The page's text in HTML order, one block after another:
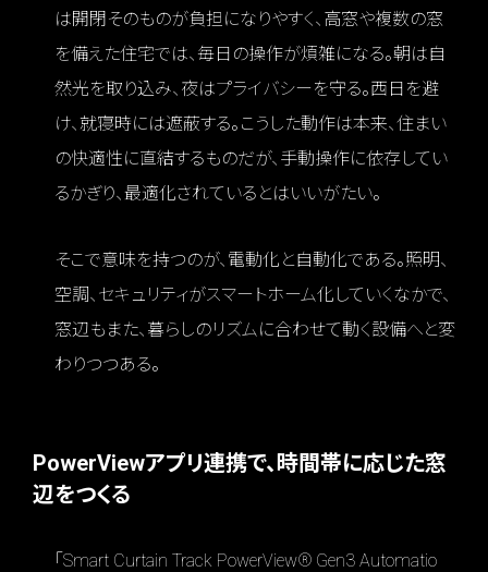
は開閉そのものが負担になりやすく、高窓や複数の窓
を備えた住宅では、毎日の操作が煩雑になる。朝は自
然光を取り込み、夜はプライバシーを守る。西日を避
け、就寝時には遮蔽する。こうした動作は本来、住まい
の快適性に直結するものだが、手動操作に依存してい
るかぎり、最適化されているとはいいがたい。
そこで意味を持つのが、電動化と自動化である。照明、
空調、セキュリティがスマートホーム化していくなかで、
窓辺もまた、暮らしのリズムに合わせて動く設備へと変
わりつつある。
PowerViewアプリ連携で、時間帯に応じた窓
辺をつくる
「Smart Curtain Track PowerView® Gen3 Automatio